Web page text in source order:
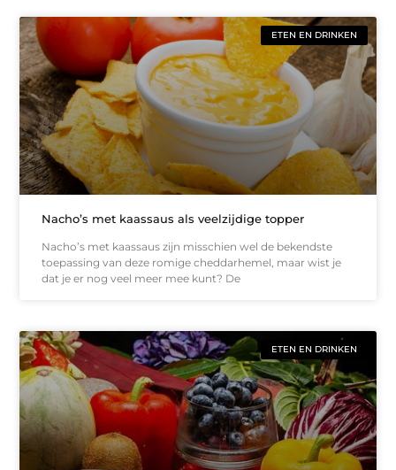
ETEN EN DRINKEN
Nacho’s met kaassaus als veelzijdige topper
Nacho’s met kaassaus zijn misschien wel de bekendste
toepassing van deze romige cheddarhemel, maar wist je
dat je er nog veel meer mee kunt? De
ETEN EN DRINKEN